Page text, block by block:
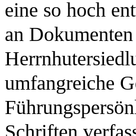
eine so hoch
an
umfangreiche
Schriften